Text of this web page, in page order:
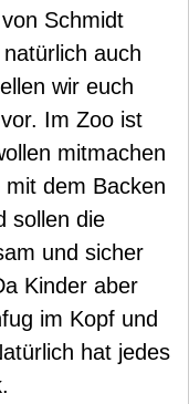
Schmidt
auch
wir euch
Im Zoo ist
mitmachen
dem Backen
sollen die
und sicher
Kinder aber
im Kopf und
hat jedes